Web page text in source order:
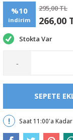
%10
indirim
295,00 TL
266,00
Stokta Var
-
SEPETE
Saat 11:00'a